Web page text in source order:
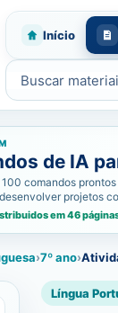
Início
Buscar materiais
de IA
comandos
projetos
em 46
›7º ano›
Língua